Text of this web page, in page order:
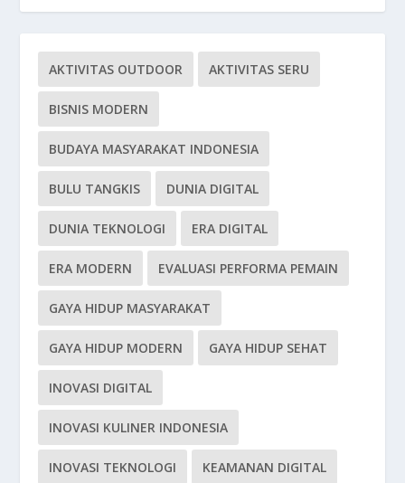
AKTIVITAS OUTDOOR AKTIVITAS SERU
BISNIS MODERN
BUDAYA MASYARAKAT INDONESIA
BULU TANGKIS DUNIA DIGITAL
DUNIA TEKNOLOGI ERA DIGITAL
ERA MODERN EVALUASI PERFORMA PEMAIN
GAYA HIDUP MASYARAKAT
GAYA HIDUP MODERN GAYA HIDUP SEHAT
INOVASI DIGITAL
INOVASI KULINER INDONESIA
INOVASI TEKNOLOGI KEAMANAN DIGITAL